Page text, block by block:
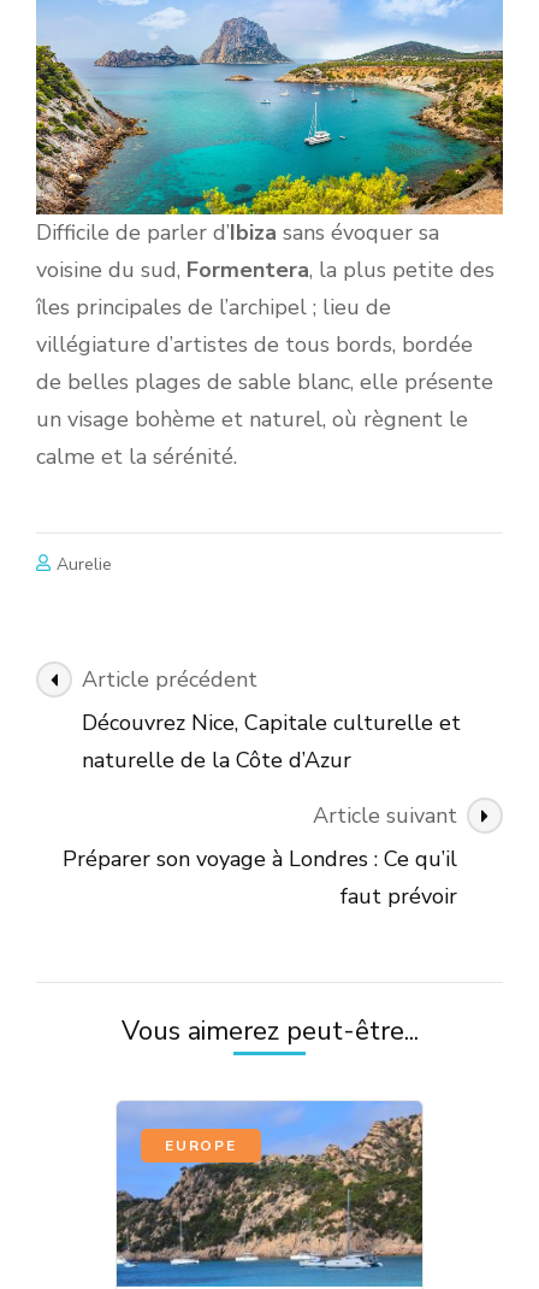
Difficile de parler d’Ibiza sans évoquer sa
voisine du sud, Formentera, la plus petite des
îles principales de l’archipel ; lieu de
villégiature d’artistes de tous bords, bordée
de belles plages de sable blanc, elle présente
un visage bohème et naturel, où règnent le
calme et la sérénité.
Aurelie
Navigation
des
articles
Article précédent
Découvrez Nice, Capitale culturelle et
naturelle de la Côte d’Azur
Article suivant
Préparer son voyage à Londres : Ce qu’il
faut prévoir
Vous aimerez peut-être...
EUROPE